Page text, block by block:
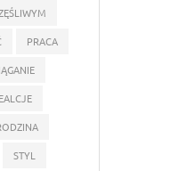
PRACA
STYL